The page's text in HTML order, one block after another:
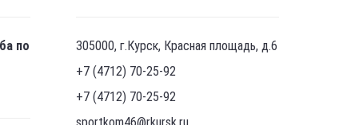
по
305000, г.Курск, Красная площадь, д.6
+7 (4712) 70-25-92
+7 (4712) 70-25-92